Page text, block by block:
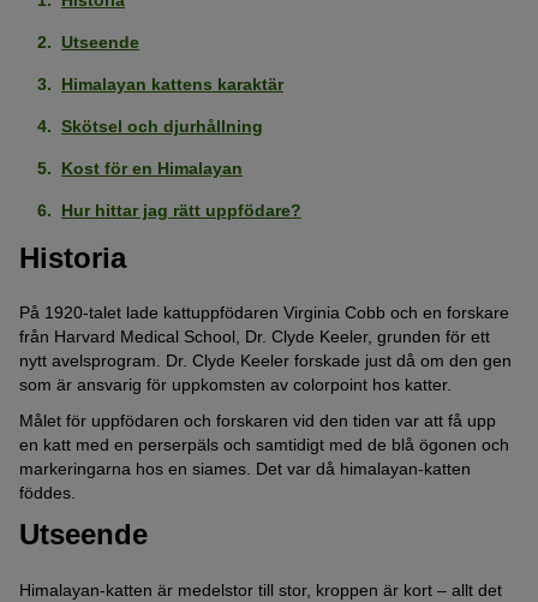
Utseende
Himalayan kattens karaktär
Skötsel och djurhållning
Kost för en Himalayan
Hur hittar jag rätt uppfödare?
Historia
På 1920-talet lade kattuppfödaren Virginia Cobb och en forskare
från Harvard Medical School, Dr. Clyde Keeler, grunden för ett
nytt avelsprogram. Dr. Clyde Keeler forskade just då om den gen
som är ansvarig för uppkomsten av colorpoint hos katter.
Målet för uppfödaren och forskaren vid den tiden var att få upp
en katt med en perserpäls och samtidigt med de blå ögonen och
markeringarna hos en siames. Det var då himalayan-katten
föddes.
Utseende
Himalayan-katten är medelstor till stor, kroppen är kort – allt det